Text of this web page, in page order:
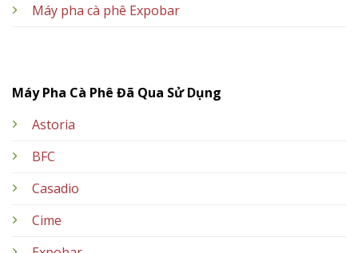
Máy pha cà phê Expobar
Máy Pha Cà Phê Đã Qua Sử Dụng
Astoria
BFC
Casadio
Cime